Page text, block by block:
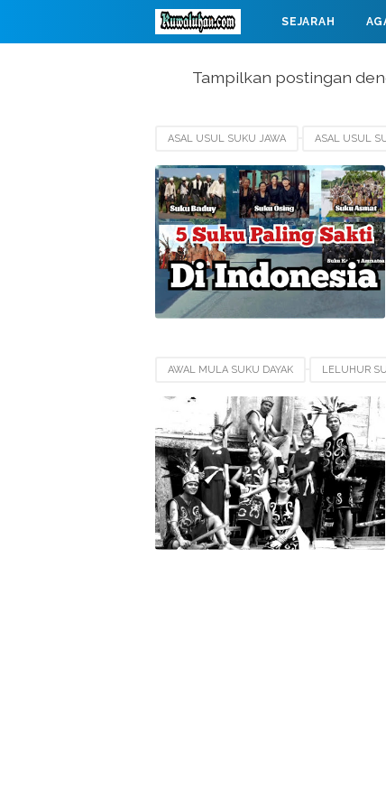
SEJARAH
Tampilkan postingan
ASAL USUL SUKU JAWA ASAL USUL
AWAL MULA SUKU DAYAK LELUHUR
SEJARAH SUKU BANJAR SEJARAH